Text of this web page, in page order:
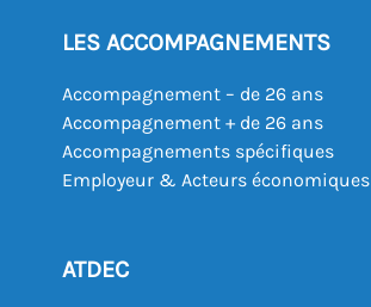
LES ACCOMPAGNEMENTS
Accompagnement – de 26 ans
Accompagnement + de 26 ans
Accompagnements spécifiques
Employeur & Acteurs économiques
ATDEC